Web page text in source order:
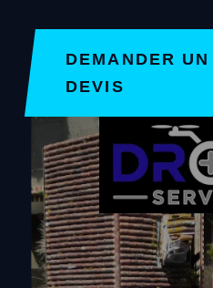
DEMANDER UN
DEVIS